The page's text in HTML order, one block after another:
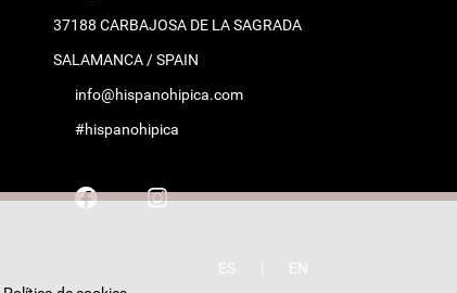
37188 CARBAJOSA DE LA SAGRADA
SALAMANCA / SPAIN
info@hispanohipica.com
#hispanohipica
ES EN